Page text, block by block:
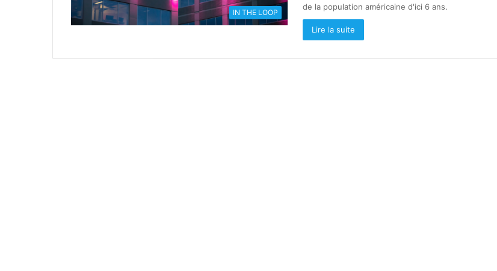
IN THE LOOP
de la population américaine d'ici 6 ans.
Lire la suite